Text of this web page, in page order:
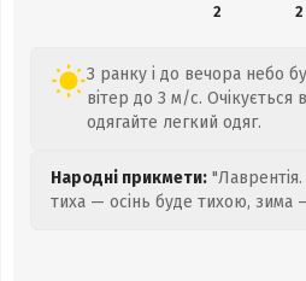
2
2
З ранку і до вечора небо
вітер до 3 м/с. Очікується
одягайте легкий одяг.
Народні прикмети:
тиха — осінь буде тихою, зима